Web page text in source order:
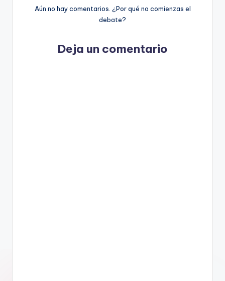
Aún no hay comentarios. ¿Por qué no comienzas el
debate?
Deja un comentario